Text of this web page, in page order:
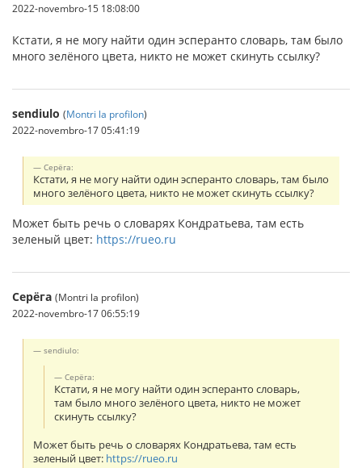
2022-novembro-15 18:08:00
Кстати, я не могу найти один эсперанто словарь, там было
много зелёного цвета, никто не может скинуть ссылку?
sendiulo (Montri la profilon)
2022-novembro-17 05:41:19
Серёга:
Кстати, я не могу найти один эсперанто словарь, там было
много зелёного цвета, никто не может скинуть ссылку?
Может быть речь о словарях Кондратьева, там есть
зеленый цвет: https://rueo.ru
Серёга (Montri la profilon)
2022-novembro-17 06:55:19
sendiulo:
Серёга:
Кстати, я не могу найти один эсперанто словарь,
там было много зелёного цвета, никто не может
скинуть ссылку?
Может быть речь о словарях Кондратьева, там есть
зеленый цвет: https://rueo.ru